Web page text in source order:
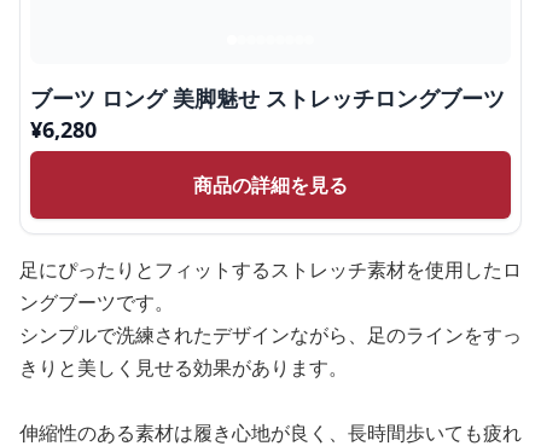
ブーツ ロング 美脚魅せ ストレッチロングブーツ
¥6,280
商品の詳細を見る
足にぴったりとフィットするストレッチ素材を使用したロ
ングブーツです。
シンプルで洗練されたデザインながら、足のラインをすっ
きりと美しく見せる効果があります。
伸縮性のある素材は履き心地が良く、長時間歩いても疲れ